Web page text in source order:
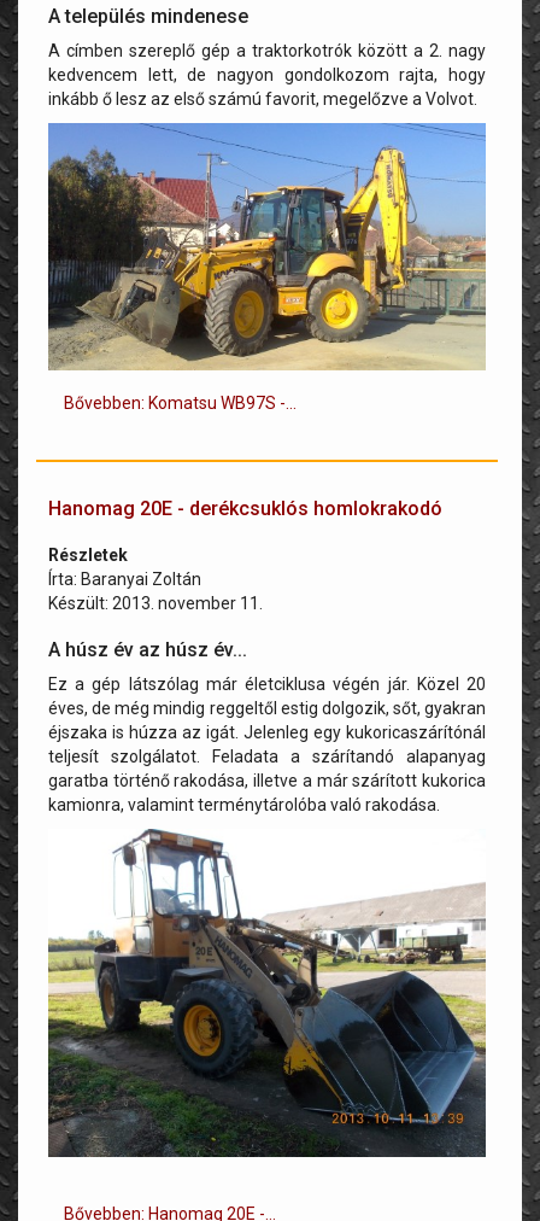
A település mindenese
A címben szereplő gép a traktorkotrók között a 2. nagy
kedvencem lett, de nagyon gondolkozom rajta, hogy
inkább ő lesz az első számú favorit, megelőzve a Volvot.
Bővebben: Komatsu WB97S -...
Hanomag 20E - derékcsuklós homlokrakodó
Részletek
Írta: Baranyai Zoltán
Készült: 2013. november 11.
A húsz év az húsz év...
Ez a gép látszólag már életciklusa végén jár. Közel 20
éves, de még mindig reggeltől estig dolgozik, sőt, gyakran
éjszaka is húzza az igát. Jelenleg egy kukoricaszárítónál
teljesít szolgálatot. Feladata a szárítandó alapanyag
garatba történő rakodása, illetve a már szárított kukorica
kamionra, valamint terménytárolóba való rakodása.
Bővebben: Hanomag 20E -...